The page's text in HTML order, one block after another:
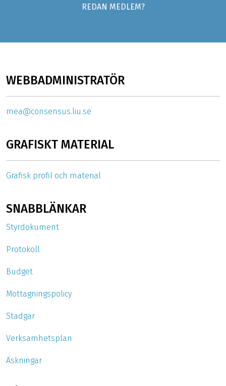
REDAN MEDLEM?
WEBBADMINISTRATÖR
mea@consensus.liu.se
GRAFISKT MATERIAL
Grafisk profil och material
SNABBLÄNKAR
Styrdokument
Protokoll
Budget
Mottagningspolicy
Stadgar
Verksamhetsplan
Äskningar